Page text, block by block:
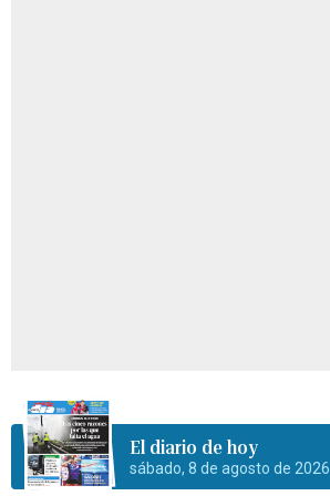
El diario de hoy
sábado, 8 de agosto de 2026